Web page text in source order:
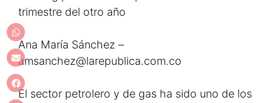
trimestre del otro año
Ana María Sánchez –
amsanchez@larepublica.com.co
El sector petrolero y de gas ha sido uno de los